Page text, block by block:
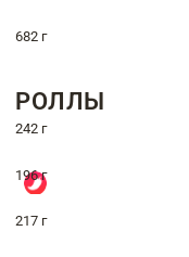
682 г
РОЛЛЫ
242 г
196 г
217 г